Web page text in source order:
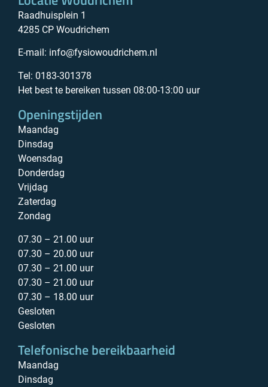
Raadhuisplein 1
4285 CP Woudrichem
E-mail: info@fysiowoudrichem.nl
Tel: 0183-301378
Het best te bereiken tussen 08:00-13:00 uur
Openingstijden
Maandag
Dinsdag
Woensdag
Donderdag
Vrijdag
Zaterdag
Zondag
07.30 – 21.00 uur
07.30 – 20.00 uur
07.30 – 21.00 uur
07.30 – 21.00 uur
07.30 – 18.00 uur
Gesloten
Gesloten
Telefonische bereikbaarheid
Maandag
Dinsdag